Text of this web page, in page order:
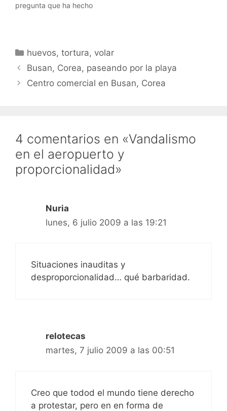
pregunta que ha hecho
joyas, como por ejemplo:
Gratis tienes el tumbarte
Categorías
huevos,tortura, volar
Busan, Corea, paseando por la playa
Centro comercial en Busan, Corea
4 comentarios en «Vandalismo
en el aeropuerto y
proporcionalidad»
Nuria
lunes, 6 julio 2009 a las 19:21
Situaciones inauditas y
desproporcionalidad… qué barbaridad.
relotecas
martes, 7 julio 2009 a las 00:51
Creo que todod el mundo tiene derecho
a protestar, pero en en forma de